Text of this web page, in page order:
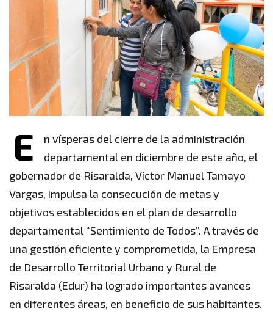
E
n vísperas del cierre de la administración
departamental en diciembre de este año, el
gobernador de Risaralda, Víctor Manuel Tamayo
Vargas, impulsa la consecución de metas y
objetivos establecidos en el plan de desarrollo
departamental “Sentimiento de Todos”. A través de
una gestión eficiente y comprometida, la Empresa
de Desarrollo Territorial Urbano y Rural de
Risaralda (Edur) ha logrado importantes avances
en diferentes áreas, en beneficio de sus habitantes.